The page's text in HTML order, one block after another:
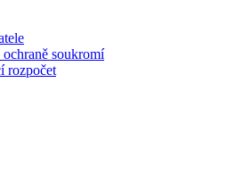
ochraně soukromí
rozpočet